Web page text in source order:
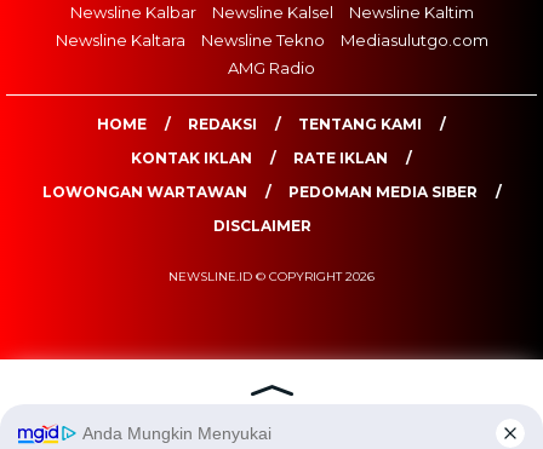
Newsline Kalbar
Newsline Kalsel
Newsline Kaltim
Newsline Kaltara
Newsline Tekno
Mediasulutgo.com
AMG Radio
HOME REDAKSI
TENTANG KAMI
KONTAK IKLAN
RATE IKLAN
LOWONGAN WARTAWAN
PEDOMAN MEDIA SIBER
DISCLAIMER
NEWSLINE.ID © COPYRIGHT 2026